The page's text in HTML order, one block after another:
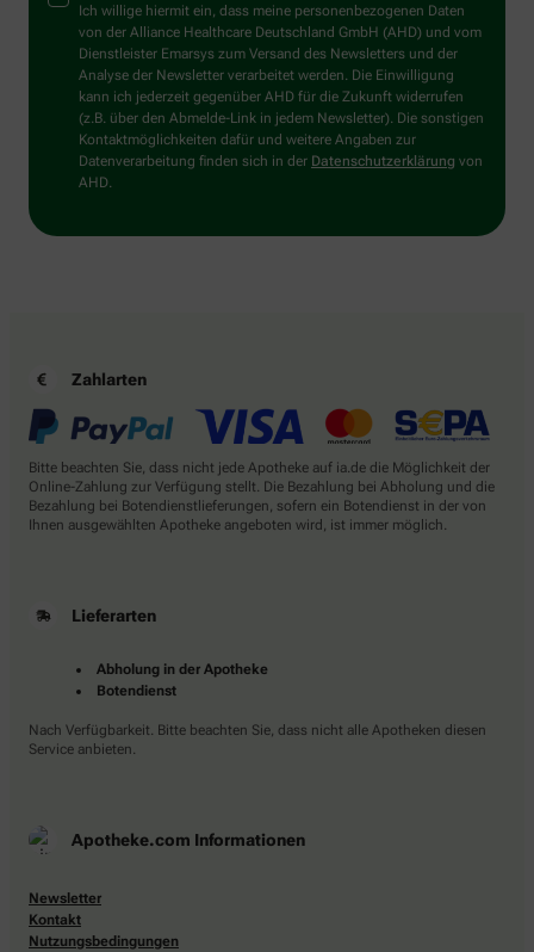
Ich willige hiermit ein, dass meine personenbezogenen Daten
von der Alliance Healthcare Deutschland GmbH (AHD) und vom
Dienstleister Emarsys zum Versand des Newsletters und der
Analyse der Newsletter verarbeitet werden. Die Einwilligung
kann ich jederzeit gegenüber AHD für die Zukunft widerrufen
(z.B. über den Abmelde-Link in jedem Newsletter). Die sonstigen
Kontaktmöglichkeiten dafür und weitere Angaben zur
Datenverarbeitung finden sich in der Datenschutzerklärung von
AHD.
Zahlarten
Bitte beachten Sie, dass nicht jede Apotheke auf ia.de die Möglichkeit der
Online-Zahlung zur Verfügung stellt. Die Bezahlung bei Abholung und die
Bezahlung bei Botendienstlieferungen, sofern ein Botendienst in der von
Ihnen ausgewählten Apotheke angeboten wird, ist immer möglich.
Lieferarten
Abholung in der Apotheke
Botendienst
Nach Verfügbarkeit. Bitte beachten Sie, dass nicht alle Apotheken diesen
Service anbieten.
Apotheke.com Informationen
Newsletter
Kontakt
Nutzungsbedingungen